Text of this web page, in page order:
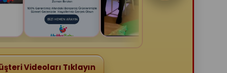
Videoları Tıklayın